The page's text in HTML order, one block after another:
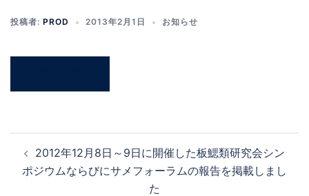
投稿者: PROD 2013年2月1日 お知らせ
2012年12月8日～9日に開催した板鰓類研究会シン
ポジウムならびにサメフォーラムの報告を掲載しまし
た